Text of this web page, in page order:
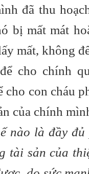
đã thu
bị mất mát
mất, không
cho chính
cho con cháu
của chính
nào là đầy
tài sản của